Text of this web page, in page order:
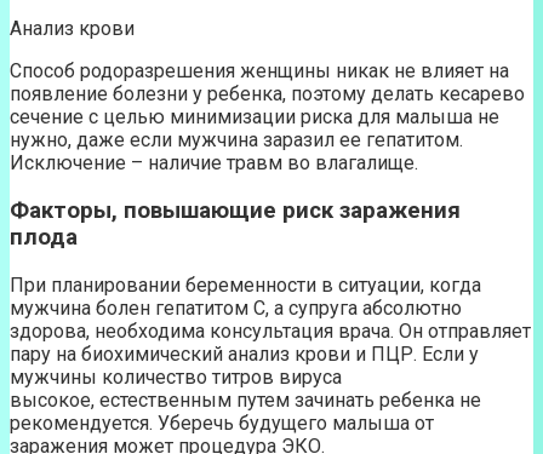
Анализ крови
Способ родоразрешения женщины никак не влияет на
появление болезни у ребенка, поэтому делать кесарево
сечение с целью минимизации риска для малыша не
нужно, даже если мужчина заразил ее гепатитом.
Исключение – наличие травм во влагалище.
Факторы, повышающие риск заражения
плода
При планировании беременности в ситуации, когда
мужчина болен гепатитом С, а супруга абсолютно
здорова, необходима консультация врача. Он отправляет
пару на биохимический анализ крови и ПЦР. Если у
мужчины количество титров вируса
высокое, естественным путем зачинать ребенка не
рекомендуется. Уберечь будущего малыша от
заражения может процедура ЭКО.